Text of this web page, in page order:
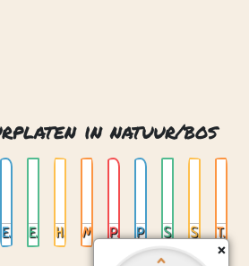
in natuur/bos
Elvenhuis Esdoorn bladeren Hert in maanlicht Mechanische uil Paddenstoelen Pratende boom Sprookjesbrug Stroom
Tropische bladeren
×